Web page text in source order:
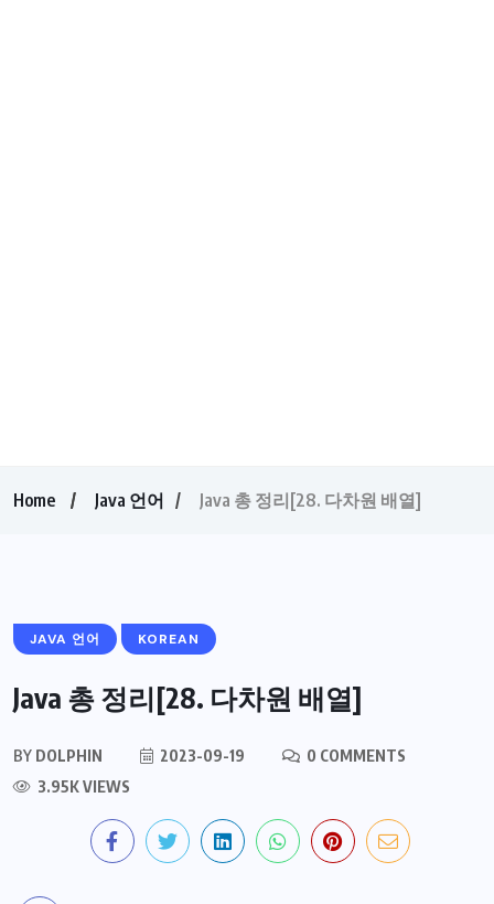
Home Java 언어 Java 총 정리[28. 다차원 배열]
JAVA 언어 KOREAN
Java 총 정리[28. 다차원 배열]
BY DOLPHIN 2023-09-19
0 COMMENTS
3.95K VIEWS